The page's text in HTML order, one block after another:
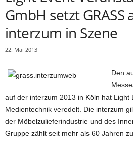
GmbH setzt GRASS
interzum in Szene
22. Mai 2013
Den
auf der interzum 2013 in Köln hat Light
Medientechnik veredelt. Die interzum
der Möbelzulieferindustrie und des
Gruppe zählt seit mehr als 60 Jahren